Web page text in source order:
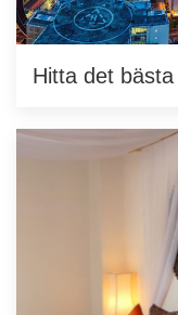
Hitta det